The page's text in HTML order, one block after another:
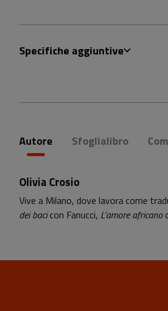
Specifiche aggiuntive
Autore Sfoglialibro
Olivia Crosio
Vive a Milano, dove lavora come
dei bacicon Fanucci, L’amore africano